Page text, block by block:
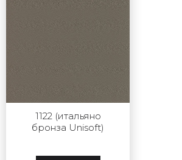
1122 (итальяно
бронза Unisoft)